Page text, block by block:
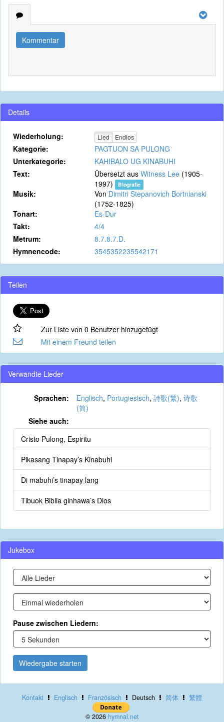
Kommentar
Details
Wiederholung: Lied Endlos
Kategorie:
PAGTUON SA PULONG
Unterkategorie:
KAHIBALO UG KINABUHI
Text:
Übersetzt aus Witness Lee (1905-
1997)
Biografie
Musik: Von Dimitri Stepanovich Bortnianski
(1752-1825)
Tonart:
Es-Dur
Takt:
4/4
Metrum:
8.7.8.7.D.
Hymnencode:
3545352235542171
Teilen
Zur Liste von 0 Benutzer hinzugefügt
Mit einem Freund teilen
Verwandte Lieder
Sprachen: Englisch, Portugiesisch, 詩歌(繁), 诗歌
(简)
Siehe auch:
Cristo Pulong, Espiritu
Pikasang Tinapay’s Kinabuhi
Di mabuhi’s tinapay lang
Tibuok Biblia ginhawa’s Dios
Jukebox
Pause zwischen Liedern:
Wiedergabe starten
Kontakt Englisch Französisch Deutsch 简体 繁體
© 2026 hymnal.net